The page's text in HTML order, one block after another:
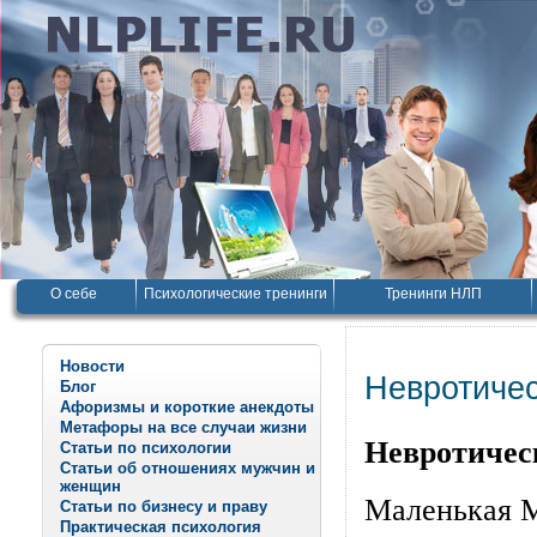
О себе Психологические тренинги Тренинги НЛП
Новости
Блог
Афоризмы и короткие анекдоты
Метафоры на все случаи жизни
Статьи по психологии
Статьи об отношениях мужчин и
женщин
Статьи по бизнесу и праву
Практическая психология
Маленькая